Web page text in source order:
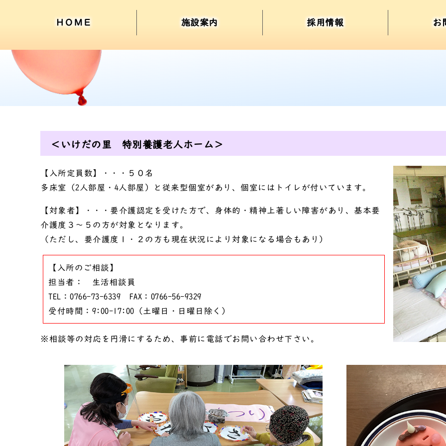
ＨＯＭＥ 施設案内 採用情報 お
＜いけだの里 特別養護老人ホーム＞
【入所定員数】
・・・５０名
多床室（2人部屋・4人部屋）と従来型個室があり、個室にはトイレが付いています。
【対象者】
・・・要介護認定を受けた方で、身体的・精神上著しい障害があり、基本要
介護度３～５の方が対象となります。
（ただし、要介護度１・２の方も現在状況により対象になる場合もあり）
【入所のご相談】
担当者： 生活相談員
TEL：0766-73-6339 FAX：0766-56-9329
受付時間：9:00-17:00（土曜日・日曜日除く）
※相談等の対応を円滑にするため、事前に電話でお問い合わせ下さい。